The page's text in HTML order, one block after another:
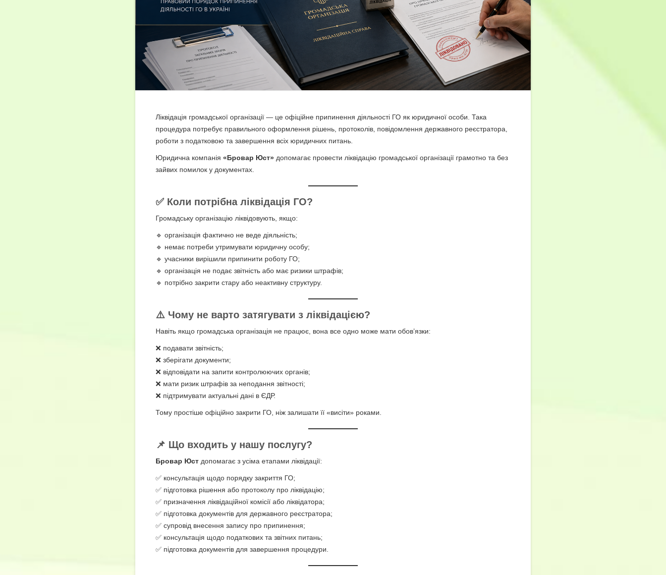
Ліквідація громадської організації — це офіційне припинення діяльності ГО як юридичної особи. Така
процедура потребує правильного оформлення рішень, протоколів, повідомлення державного реєстратора,
роботи з податковою та завершення всіх юридичних питань.
Юридична компанія «Бровар Юст» допомагає провести ліквідацію громадської організації грамотно та без
зайвих помилок у документах.
✅ Коли потрібна ліквідація ГО?
Громадську організацію ліквідовують, якщо:
🔹 організація фактично не веде діяльність;
🔹 немає потреби утримувати юридичну особу;
🔹 учасники вирішили припинити роботу ГО;
🔹 організація не подає звітність або має ризики штрафів;
🔹 потрібно закрити стару або неактивну структуру.
⚠️ Чому не варто затягувати з ліквідацією?
Навіть якщо громадська організація не працює, вона все одно може мати обов’язки:
❌ подавати звітність;
❌ зберігати документи;
❌ відповідати на запити контролюючих органів;
❌ мати ризик штрафів за неподання звітності;
❌ підтримувати актуальні дані в ЄДР.
Тому простіше офіційно закрити ГО, ніж залишати її «висіти» роками.
📌 Що входить у нашу послугу?
Бровар Юст допомагає з усіма етапами ліквідації:
✅ консультація щодо порядку закриття ГО;
✅ підготовка рішення або протоколу про ліквідацію;
✅ призначення ліквідаційної комісії або ліквідатора;
✅ підготовка документів для державного реєстратора;
✅ супровід внесення запису про припинення;
✅ консультація щодо податкових та звітних питань;
✅ підготовка документів для завершення процедури.